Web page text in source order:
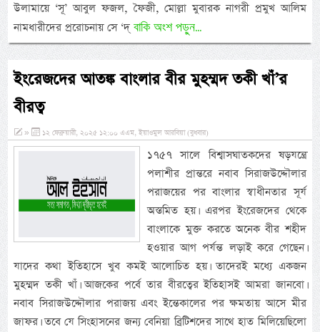
উলামায়ে ‘সূ’ আবুল ফজল, ফৈজী, মোল্লা মুবারক নাগরী প্রমুখ আলিম
নামধারীদের প্ররোচনায় সে ‘দ্বাকি অংশ পড়ুন...
ইংরেজদের আতঙ্ক বাংলার বীর মুহম্মদ তকী খাঁ’র
বীরত্ব
» ১২ ফেব্রুয়ারী, ২০২৫ ১২:০০ এএম, ইয়াওমুল আরবিয়া (বুধবার)
১৭৫৭ সালে বিশ্বাসঘাতকদের ষড়যন্ত্রে
পলাশীর প্রান্তরে নবাব সিরাজউদ্দৌলার
পরাজয়ের পর বাংলার স্বাধীনতার সূর্য
অস্তমিত হয়। এরপর ইংরেজদের থেকে
বাংলাকে মুক্ত করতে অনেক বীর শহীদ
হওয়ার আগ পর্যন্ত লড়াই করে গেছেন।
যাদের কথা ইতিহাসে খুব কমই আলোচিত হয়। তাদেরই মধ্যে একজন
মুহম্মদ তকী খাঁ। আজকের পর্বে তার বীরত্বের ইতিহাসই আমরা জানবো।
নবাব সিরাজউদ্দৌলার পরাজয় এবং ইন্তেকালের পর ক্ষমতায় আসে মীর
জাফর। তবে যে সিংহাসনের জন্য বেনিয়া ব্রিটিশদের সাথে হাত মিলিয়েছিলো